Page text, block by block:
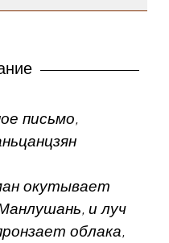
письмо,
окутывает
и луч
облака,